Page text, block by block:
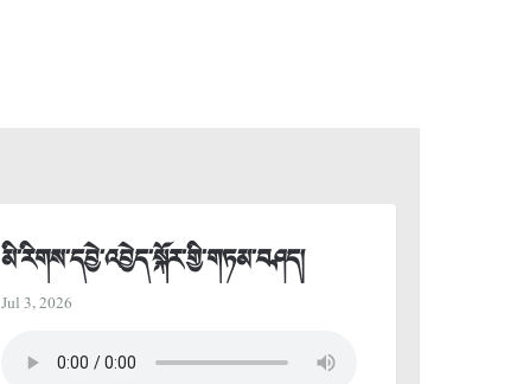
མི་རིགས་དབྱེ་འབྱེད་སྐོར་གྱི་གཏམ་བཤད།
Jul 3, 2026